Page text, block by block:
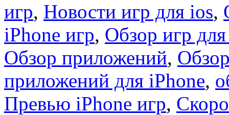
игр, Новости игр для ios,
iPhone игр, Обзор игр
Обзор приложений,
приложений для iPhone,
Превью iPhone игр,